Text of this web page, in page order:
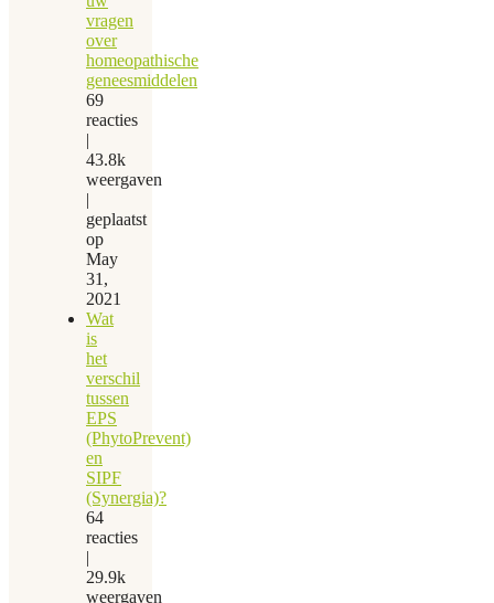
vragen
over
homeopathische
geneesmiddelen
69
reacties
|
43.8k
weergaven
|
geplaatst
op
May
31,
2021
Wat
is
het
verschil
tussen
EPS
(PhytoPrevent)
en
SIPF
(Synergia)?
64
reacties
|
29.9k
weergaven